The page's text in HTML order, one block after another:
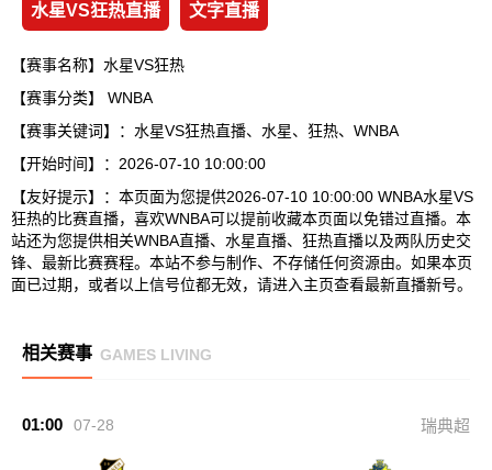
水星VS狂热直播 文字直播
【赛事名称】水星VS狂热
【赛事分类】 WNBA
【赛事关键词】：水星VS狂热直播、水星、狂热、WNBA
【开始时间】：2026-07-10 10:00:00
【友好提示】：本页面为您提供2026-07-10 10:00:00 WNBA水星VS
狂热的比赛直播，喜欢WNBA可以提前收藏本页面以免错过直播。本
站还为您提供相关WNBA直播、水星直播、狂热直播以及两队历史交
锋、最新比赛赛程。本站不参与制作、不存储任何资源由。如果本页
面已过期，或者以上信号位都无效，请进入主页查看最新直播新号。
相关赛事 GAMES LIVING
01:00 07-28 瑞典超